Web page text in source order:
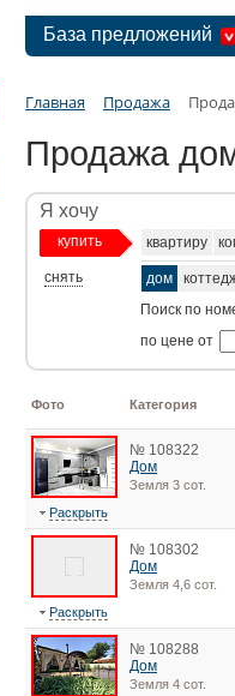
База предложений
Главная Продажа
Продажа
Я хочу
купить
снять
квартиру
дом
Поиск по
по цене от
Фото Категория
№ 108322
Дом
Земля 3 сот.
Раскрыть
№ 108302
Дом
Земля 4,6 сот.
Раскрыть
№ 108288
Дом
Земля 4 сот.